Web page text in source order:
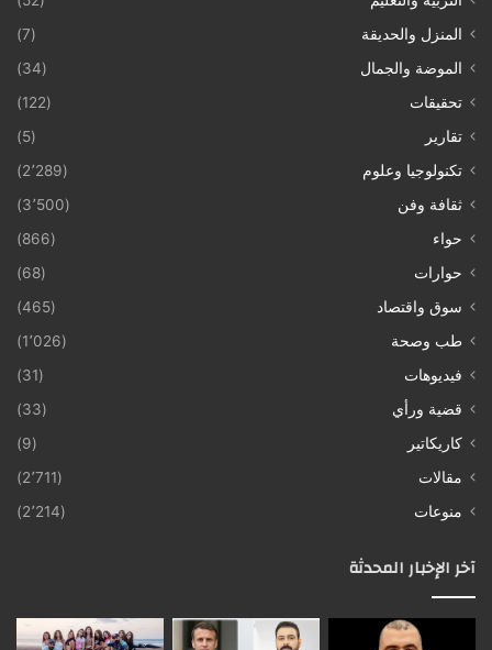
المنزل والحديقة
(7)
الموضة والجمال
(34)
تحقيقات
(122)
تقارير
(5)
تكنولوجيا وعلوم
(2٬289)
ثقافة وفن
(3٬500)
حواء
(866)
حوارات
(68)
سوق واقتصاد
(465)
طب وصحة
(1٬026)
فيديوهات
(31)
قضية ورأي
(33)
كاريكاتير
(9)
مقالات
(2٬711)
منوعات
(2٬214)
آخر الإخبار المحدثة